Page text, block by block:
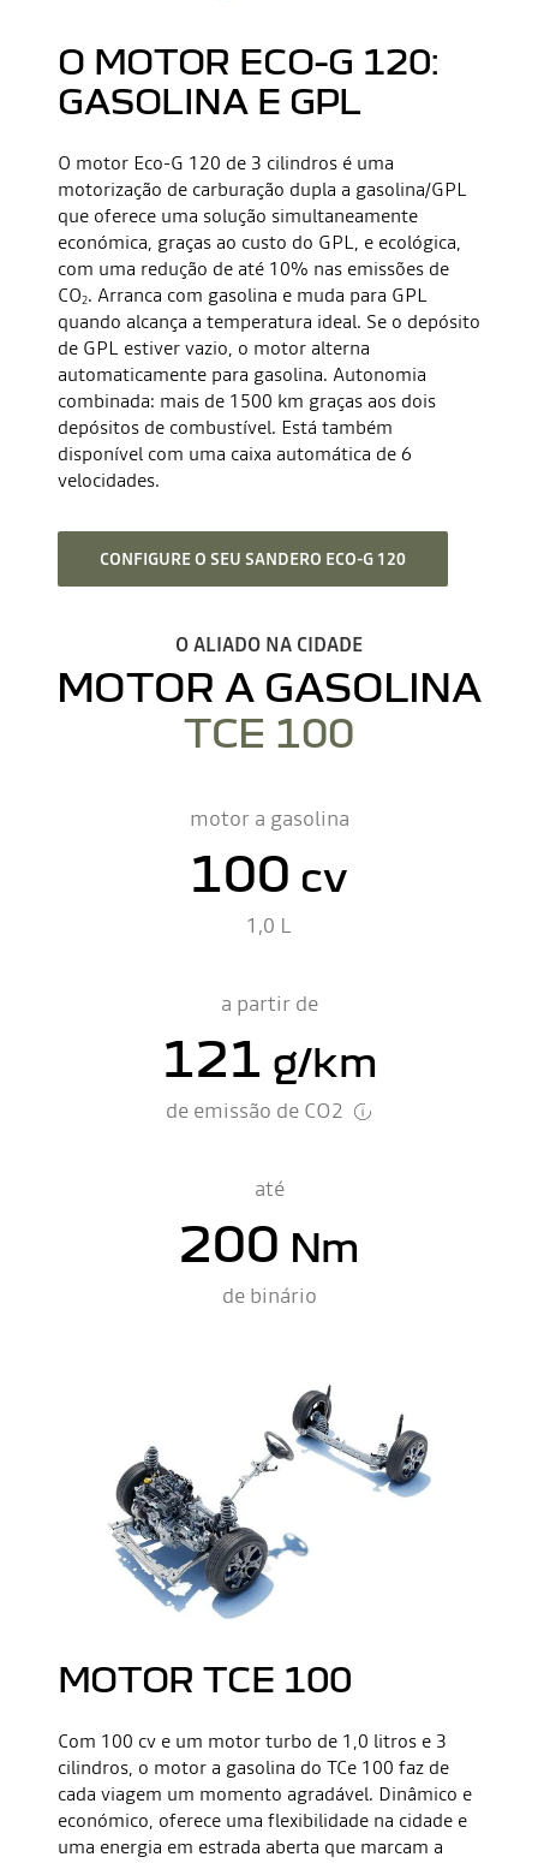
O MOTOR ECO-G 120:
GASOLINA E GPL
O motor Eco-G 120 de 3 cilindros é uma
motorização de carburação dupla a gasolina/GPL
que oferece uma solução simultaneamente
económica, graças ao custo do GPL, e ecológica,
com uma redução de até 10% nas emissões de
CO2. Arranca com gasolina e muda para GPL
quando alcança a temperatura ideal. Se o depósito
de GPL estiver vazio, o motor alterna
automaticamente para gasolina. Autonomia
combinada: mais de 1500 km graças aos dois
depósitos de combustível. Está também
disponível com uma caixa automática de 6
velocidades.
CONFIGURE O SEU SANDERO ECO-G 120
O ALIADO NA CIDADE
MOTOR A GASOLINA
TCE 100
motor a gasolina
100 cv
1,0 L
a partir de
121 g/km
de emissão de CO2
até
200 Nm
de binário
MOTOR TCE 100
Com 100 cv e um motor turbo de 1,0 litros e 3
cilindros, o motor a gasolina do TCe 100 faz de
cada viagem um momento agradável. Dinâmico e
económico, oferece uma flexibilidade na cidade e
uma energia em estrada aberta que marcam a